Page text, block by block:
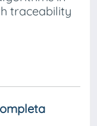
traceability